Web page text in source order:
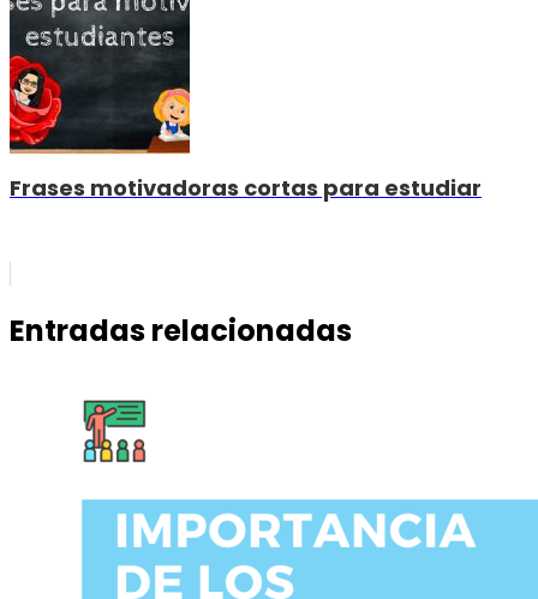
Frases motivadoras cortas para estudiar
Entradas relacionadas